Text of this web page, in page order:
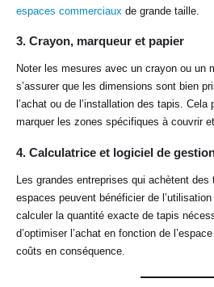
espaces commerciaux de grande taille.
3. Crayon, marqueur et papier
Noter les mesures avec un crayon ou un
s’assurer que les dimensions sont bien
l’achat ou de l’installation des tapis. Cela
marquer les zones spécifiques à couvrir
4. Calculatrice et logiciel de
Les grandes entreprises qui achètent des
espaces peuvent bénéficier de
calculer la quantité exacte de tapis
d’optimiser l’achat en fonction de
coûts en conséquence.